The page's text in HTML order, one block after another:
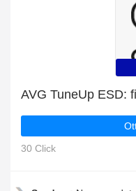
AVG TuneUp ESD:
30 Click